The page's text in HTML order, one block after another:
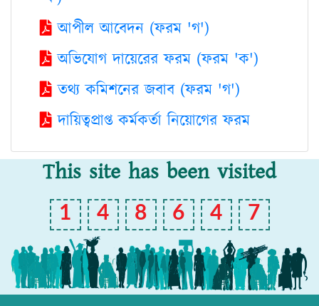
আপীল আবেদন (ফরম 'গ')
অভিযোগ দায়েরের ফরম (ফরম 'ক')
তথ্য কমিশনের জবাব (ফরম 'গ')
দায়িত্বপ্রাপ্ত কর্মকর্তা নিয়োগের ফরম
This site has been visited
1 4 8 6 4 7